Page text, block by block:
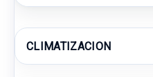
CLIMATIZACION